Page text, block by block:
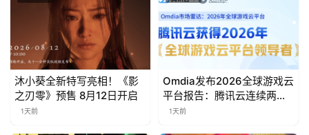
游
茶
对
沐小葵全新特写亮相！《影
之刃零》预售 8月12日开启
1天前
Omdia发布2026全球游戏云
平台报告：腾讯云连续两年
入选“领导者”象限
1天前